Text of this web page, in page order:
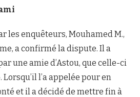
les enquêteurs, Mouhamed M.,
a confirmé la dispute. Il a
une amie d’Astou, que celle-ci
Lorsqu’il l’a appelée pour en
et il a décidé de mettre fin à